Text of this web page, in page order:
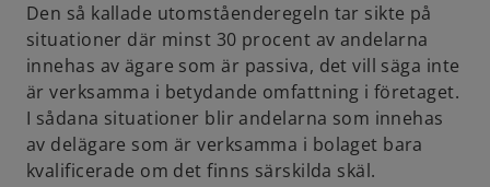
Den så kallade utomståenderegeln tar sikte på
situationer där minst 30 procent av andelarna
innehas av ägare som är passiva, det vill säga inte
är verksamma i betydande omfattning i företaget.
I sådana situationer blir andelarna som innehas
av delägare som är verksamma i bolaget bara
kvalificerade om det finns särskilda skäl.